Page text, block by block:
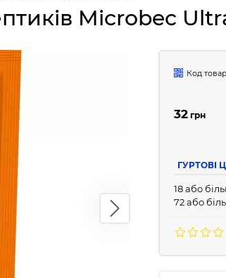
Microbec
Код
32 грн
ГУРТОВІ
18 або
72 або